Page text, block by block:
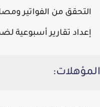
التحقق من الفواتير
إعداد تقارير أسبوعية
المؤهلات: